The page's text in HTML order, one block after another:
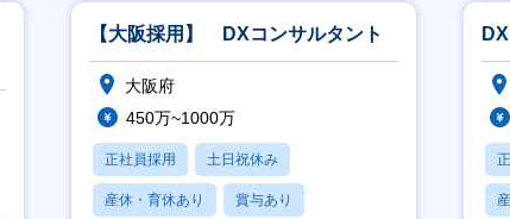
【大阪採用】 DXコンサルタント
大阪府
450万~1000万
正社員採用 土日祝休み
産休・育休あり 賞与あり